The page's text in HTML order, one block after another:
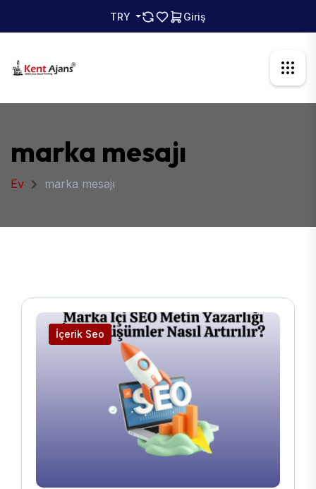
TRY Giriş
marka mesajı
Ev marka mesajı
İçerik Seo